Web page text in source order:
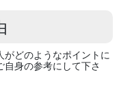
どのようなポイントに
身の参考にして下さ